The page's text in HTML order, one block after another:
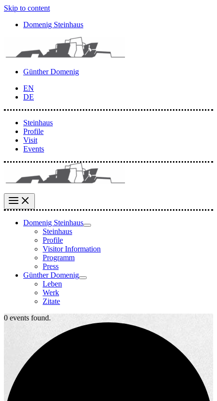
Skip to content
Domenig Steinhaus
Günther Domenig
EN
DE
Steinhaus
Profile
Visit
Events
Domenig Steinhaus
Steinhaus
Profile
Visitor Information
Programm
Press
Günther Domenig
Leben
Werk
Zitate
0 events found.